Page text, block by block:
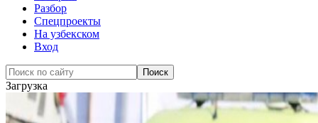
Разбор
Спецпроекты
На узбекском
Вход
Загрузка